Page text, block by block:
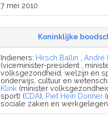
7 mei 2010
Koninklijke
Indieners: Hirsch Ballin ,André
(viceminister-president ,
volksgezondheid, welzijn en
onderwijs, cultuur en
Klink (minister
sport) (CDA), Piet Hein Donner
sociale zaken en